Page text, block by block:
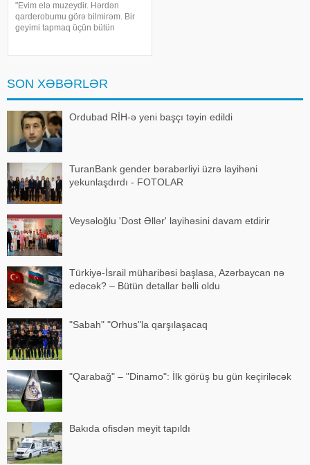
"Evim elə muzeydir. Hərdən
qarderobumu görə bilmirəm. Bir
geyimi tapmaq üçün bütün
SON XƏBƏRLƏR
Ordubad RİH-ə yeni başçı təyin edildi
TuranBank gender bərabərliyi üzrə layihəni
yekunlaşdırdı - FOTOLAR
Veysəloğlu 'Dost Əllər' layihəsini davam etdirir
Türkiyə-İsrail müharibəsi başlasa, Azərbaycan nə
edəcək? – Bütün detallar bəlli oldu
"Sabah" "Orhus"la qarşılaşacaq
"Qarabağ" – "Dinamo": İlk görüş bu gün keçiriləcək
Bakıda ofisdən meyit tapıldı